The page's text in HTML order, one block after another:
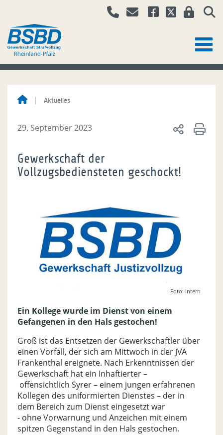
Aktuelles
29. September 2023
Gewerkschaft der
Vollzugsbediensteten geschockt!
Foto: Intern
Ein Kollege wurde im Dienst von einem
Gefangenen in den Hals gestochen!
Groß ist das Entsetzen der Gewerkschaftler über
einen Vorfall, der sich am Mittwoch in der JVA
Frankenthal ereignete. Nach Erkenntnissen der
Gewerkschaft hat ein Inhaftierter –
offensichtlich Syrer – einem jungen erfahrenen
Kollegen des uniformierten Dienstes – der in
dem Bereich zum Dienst eingesetzt war
- ohne Vorwarnung und Anzeichen mit einem
spitzen Gegenstand in den Hals gestochen.